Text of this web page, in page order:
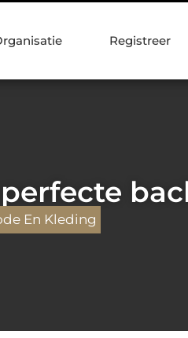
Registreer
En Kleding